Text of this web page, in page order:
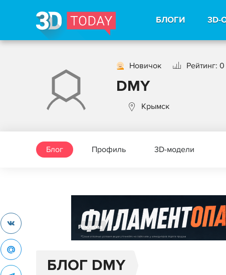
БЛОГИ 3D-
Новичок Рейтинг: 0
DMY
Крымск
Блог Профиль 3D-модели
Реклама
БЛОГ DMY